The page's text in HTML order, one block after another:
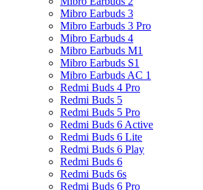
Mibro Earbuds 3
Mibro Earbuds 3 Pro
Mibro Earbuds 4
Mibro Earbuds M1
Mibro Earbuds S1
Mibro Earbuds AC 1
Redmi Buds 4 Pro
Redmi Buds 5
Redmi Buds 5 Pro
Redmi Buds 6 Active
Redmi Buds 6 Lite
Redmi Buds 6 Play
Redmi Buds 6
Redmi Buds 6s
Redmi Buds 6 Pro